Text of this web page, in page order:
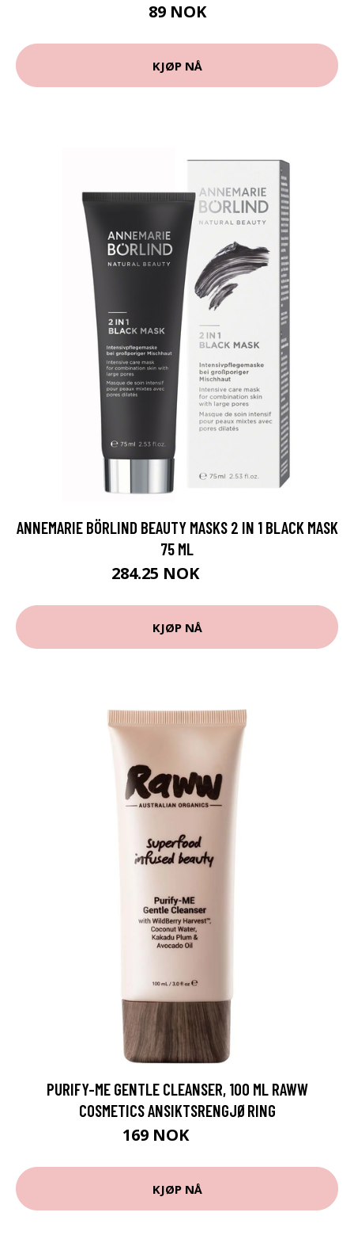
89 NOK
KJØP NÅ
ANNEMARIE BÖRLIND BEAUTY MASKS 2 IN 1 BLACK MASK
75 ML
284.25 NOK
KJØP NÅ
PURIFY-ME GENTLE CLEANSER, 100 ML RAWW
COSMETICS ANSIKTSRENGJØRING
169 NOK
KJØP NÅ